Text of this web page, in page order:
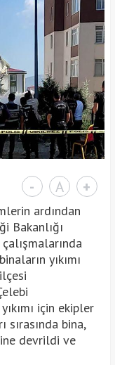
- A +
ardından
Bakanlığı
yıkımı
için ekipler
sırasında bina,
devrildi ve